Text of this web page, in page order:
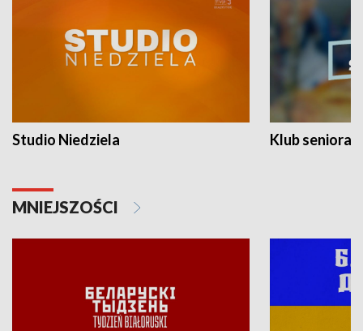
Studio Niedziela Klub seniora
MNIEJSZOŚCI